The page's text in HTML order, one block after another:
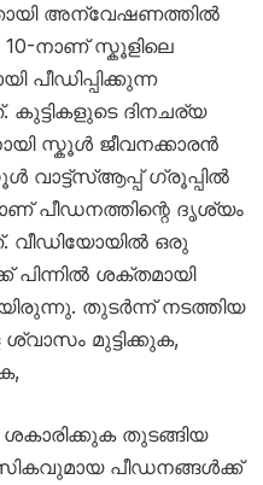
അന്വേഷണത്തിൽ
10-നാണ് സ്കൂളിലെ
പീഡിപ്പിക്കുന്ന
കുട്ടികളുടെ ദിനചര്യ
സ്കൂൾ ജീവനക്കാരൻ
വാട്ട്‌സ്ആപ്പ് ഗ്രൂപ്പിൽ
പീഡനത്തിന്റെ ദൃശ്യം
ഒരു
പിന്നിൽ ശക്തമായി
തുടർന്ന് നടത്തിയ
മുട്ടിക്കുക,
ശകാരിക്കുക തുടങ്ങിയ
പീഡനങ്ങൾക്ക്